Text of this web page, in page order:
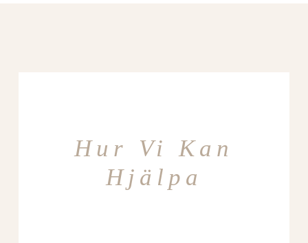
Hur Vi Kan
Hjälpa